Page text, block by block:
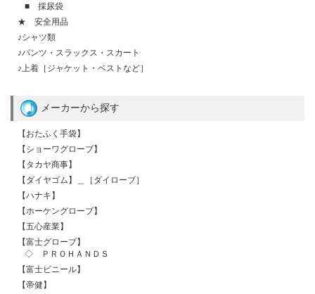
■ 採尿袋
★ 安全用品
♪シャツ類
♪パンツ・スラックス・スカート
♪上着［ジャケット・ベストなど］
メーカーから探す
【おたふく手袋】
【ショーワグローブ】
【タカヤ商事】
【ダイヤゴム】＿［ダイローブ］
【ハナキ】
【ホーケングローブ】
【五心産業】
【富士グローブ】
◇ ＰＲＯＨＡＮＤＳ
【富士ビニール】
【帝健】